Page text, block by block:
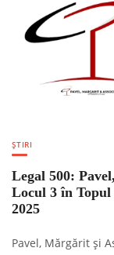
ȘTIRI
Legal 500:
Locul 3 în
2025
Pavel, Mărgărit și